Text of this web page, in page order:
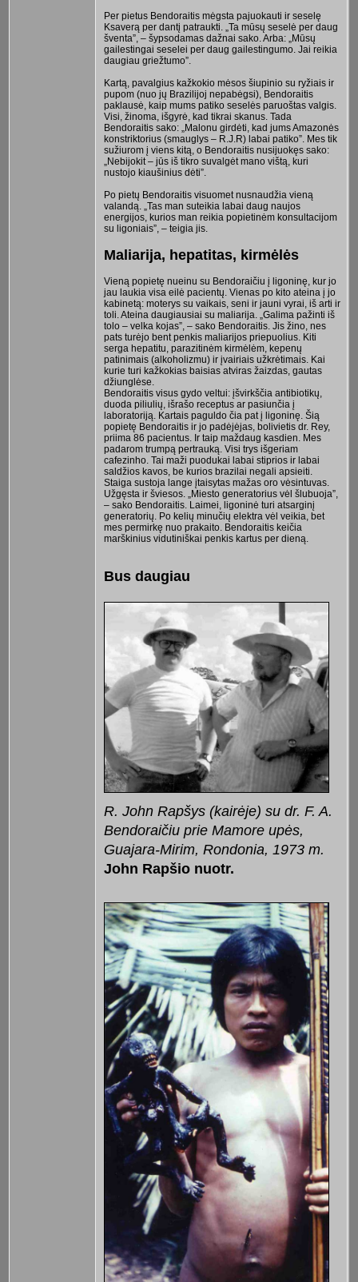
Per pietus Bendoraitis mėgsta pajuokauti ir seselę
Ksaverą per dantį patraukti. „Ta mūsų seselė per daug
šventa”, – šypsodamas dažnai sako. Arba: „Mūsų
gailestingai seselei per daug gailestingumo. Jai reikia
daugiau griežtumo”.
Kartą, pavalgius kažkokio mėsos šiupinio su ryžiais ir
pupom (nuo jų Brazilijoj nepabėgsi), Bendoraitis
paklausė, kaip mums patiko seselės paruoštas valgis.
Visi, žinoma, išgyrė, kad tikrai skanus. Tada
Bendoraitis sako: „Malonu girdėti, kad jums Amazonės
konstriktorius (smauglys – R.J.R) labai patiko”. Mes tik
sužiurom į viens kitą, o Bendoraitis nusijuokęs sako:
„Nebijokit – jūs iš tikro suvalgėt mano vištą, kuri
nustojo kiaušinius dėti”.
Po pietų Bendoraitis visuomet nusnaudžia vieną
valandą. „Tas man suteikia labai daug naujos
energijos, kurios man reikia popietinėm konsultacijom
su ligoniais”, – teigia jis.
Maliarija, hepatitas, kirmėlės
Vieną popietę nueinu su Bendoraičiu į ligoninę, kur jo
jau laukia visa eilė pacientų. Vienas po kito ateina į jo
kabinetą: moterys su vaikais, seni ir jauni vyrai, iš arti ir
toli. Ateina daugiausiai su maliarija. „Galima pažinti iš
tolo – velka kojas”, – sako Bendoraitis. Jis žino, nes
pats turėjo bent penkis maliarijos priepuolius. Kiti
serga hepatitu, parazitinėm kirmėlėm, kepenų
patinimais (alkoholizmu) ir įvairiais užkrėtimais. Kai
kurie turi kažkokias baisias atviras žaizdas, gautas
džiunglėse.
Bendoraitis visus gydo veltui: įšvirkščia antibiotikų,
duoda piliulių, išrašo receptus ar pasiunčia į
laboratoriją. Kartais paguldo čia pat į ligoninę. Šią
popietę Bendoraitis ir jo padėjėjas, bolivietis dr. Rey,
priima 86 pacientus. Ir taip maždaug kasdien. Mes
padarom trumpą pertrauką. Visi trys išgeriam
cafezinho. Tai maži puodukai labai stiprios ir labai
saldžios kavos, be kurios brazilai negali apsieiti.
Staiga sustoja lange įtaisytas mažas oro vėsintuvas.
Užgęsta ir šviesos. „Miesto generatorius vėl šlubuoja”,
– sako Bendoraitis. Laimei, ligoninė turi atsarginį
generatorių. Po kelių minučių elektra vėl veikia, bet
mes permirkę nuo prakaito. Bendoraitis keičia
marškinius vidutiniškai penkis kartus per dieną.
Bus daugiau
R. John Rapšys (kairėje) su dr. F. A.
Bendoraičiu prie Mamore upės,
Guajara-Mirim, Rondonia, 1973 m.
John Rapšio nuotr.